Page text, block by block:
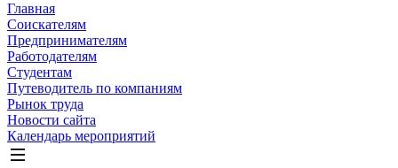
Главная
Соискателям
Предпринимателям
Работодателям
Студентам
Путеводитель по компаниям
Рынок труда
Новости сайта
Календарь мероприятий